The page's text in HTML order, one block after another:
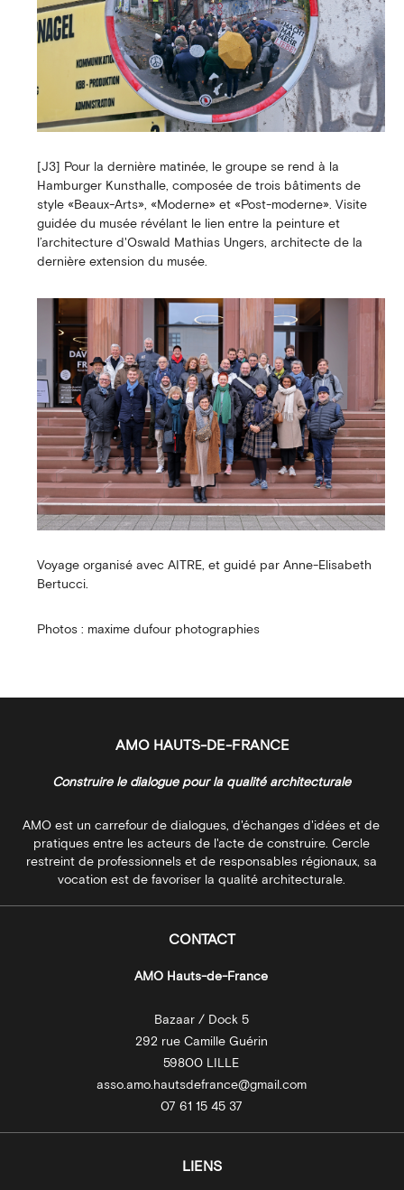
[J3] Pour la dernière matinée, le groupe se rend à la
Hamburger Kunsthalle, composée de trois bâtiments de
style «Beaux-Arts», «Moderne» et «Post-moderne». Visite
guidée du musée révélant le lien entre la peinture et
l’architecture d'Oswald Mathias Ungers, architecte de la
dernière extension du musée.
Voyage organisé avec AITRE, et guidé par Anne-Elisabeth
Bertucci.
Photos : maxime dufour photographies
AMO HAUTS-DE-FRANCE
Construire le dialogue pour la qualité architecturale
AMO est un carrefour de dialogues, d'échanges d'idées et de
pratiques entre les acteurs de l'acte de construire. Cercle
restreint de professionnels et de responsables régionaux, sa
vocation est de favoriser la qualité architecturale.
CONTACT
AMO Hauts-de-France
Bazaar / Dock 5
292 rue Camille Guérin
59800 LILLE
asso.amo.hautsdefrance@gmail.com
07 61 15 45 37
LIENS